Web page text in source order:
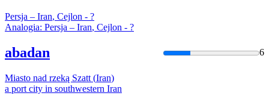
Persja – Iran, Cejlon - ?
Analogia: Persja – Iran, Cejlon - ?
abadan 6
Miasto nad rzeką Szatt (Iran)
a port city in southwestern Iran